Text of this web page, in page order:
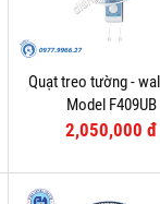
Quạt treo tường -
Model F409UB
2,050,000 đ